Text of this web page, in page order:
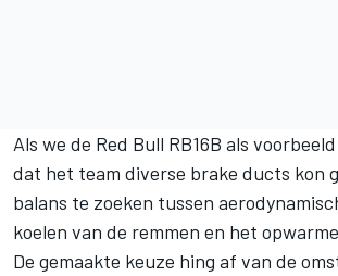
Als we de Red Bull RB16B als
dat het team diverse brake ducts kon
balans te zoeken tussen
koelen van de remmen en het
De gemaakte keuze hing af van de